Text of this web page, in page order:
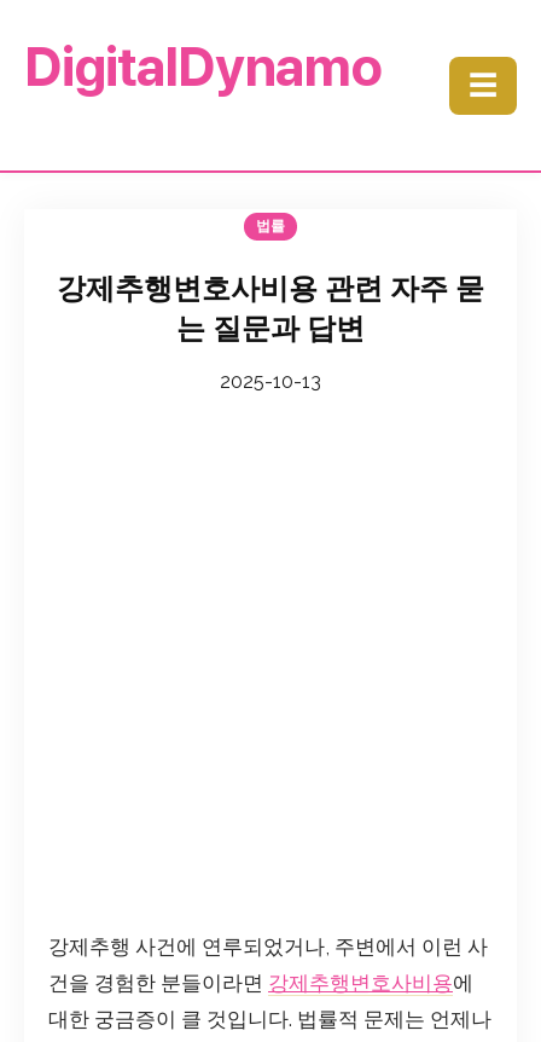
DigitalDynamo ☰
법률
강제추행변호사비용 관련 자주 묻
는 질문과 답변
2025-10-13
강제추행 사건에 연루되었거나, 주변에서 이런 사
건을 경험한 분들이라면 강제추행변호사비용에
대한 궁금증이 클 것입니다. 법률적 문제는 언제나